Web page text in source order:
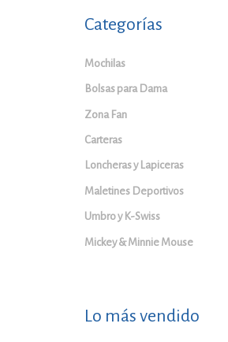
Categorías
Mochilas
Bolsas para Dama
Zona Fan
Carteras
Loncheras y Lapiceras
Maletines Deportivos
Umbro y K-Swiss
Mickey & Minnie Mouse
Lo más vendido